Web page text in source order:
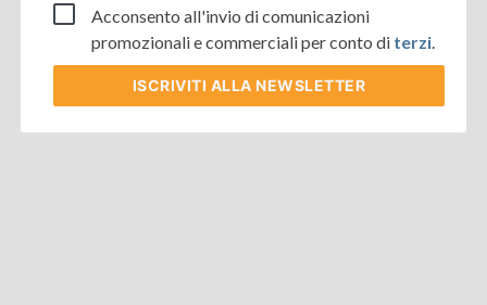
Acconsento all'invio di comunicazioni
promozionali e commerciali per conto di terzi.
ISCRIVITI ALLA NEWSLETTER